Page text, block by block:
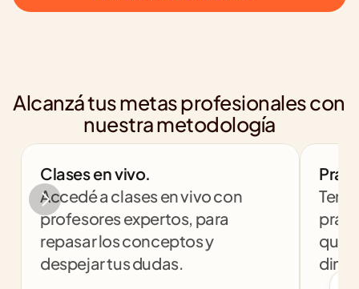
Alcanzá tus metas profesionales con
nuestra metodología
Clases en vivo.
Accedé a clases en vivo con
profesores expertos, para
repasar los conceptos y
despejar tus dudas.
que